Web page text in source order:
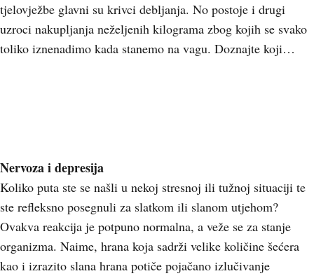
tjelovježbe glavni su krivci debljanja. No postoje i drugi
uzroci nakupljanja neželjenih kilograma zbog kojih se svako
toliko iznenadimo kada stanemo na vagu. Doznajte koji…
Nervoza i depresija
Koliko puta ste se našli u nekoj stresnoj ili tužnoj situaciji te
ste refleksno posegnuli za slatkom ili slanom utjehom?
Ovakva reakcija je potpuno normalna, a veže se za stanje
organizma. Naime, hrana koja sadrži velike količine šećera
kao i izrazito slana hrana potiče pojačano izlučivanje